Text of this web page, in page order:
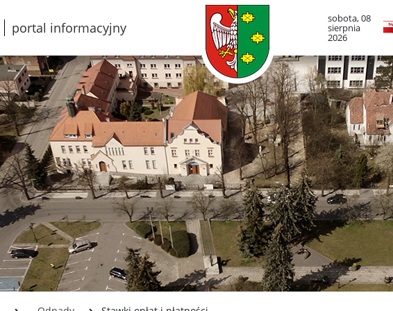
MIASTO LUBOŃ
Władze Miasta
O mieście
Luboński Szlak Architektury
Przemysłowej
Śladami historii Lubonia
Gry miejskie
Kultura
Komenda Straży Miejskiej
Miasta Luboń
Komisariat Policji w Luboniu
RADA MIASTA
Portal Mieszkańca.
informacje
Radni Rady Miasta
Sesja Rady Miasta
Harmonogram
radnych
Komisje Rady Miasta
Terminarz spotkań
Uchwały Rady
Młodzieżowa Rada
portal informacyjny
sobota, 08
sierpnia
2026